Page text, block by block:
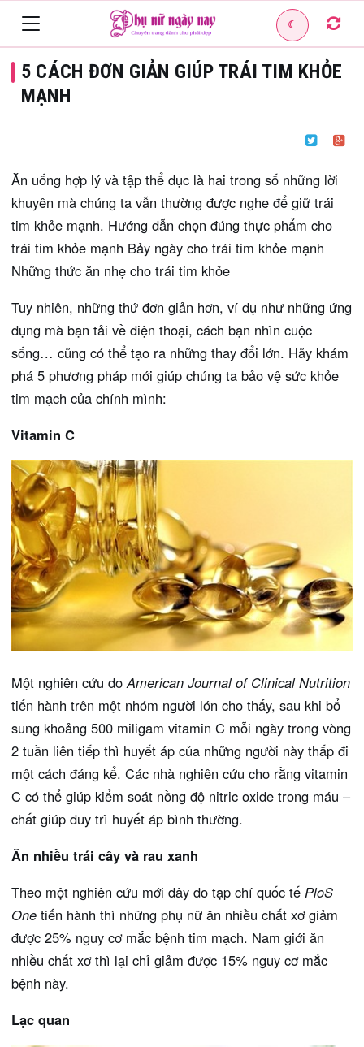
navigation
☾
5 CÁCH ĐƠN GIẢN GIÚP TRÁI TIM KHỎE
MẠNH
Ăn uống hợp lý và tập thể dục là hai trong số những lời
khuyên mà chúng ta vẫn thường được nghe để giữ trái
tim khỏe mạnh. Hướng dẫn chọn đúng thực phẩm cho
trái tim khỏe mạnh Bảy ngày cho trái tim khỏe mạnh
Những thức ăn nhẹ cho trái tim khỏe
Tuy nhiên, những thứ đơn giản hơn, ví dụ như những ứng
dụng mà bạn tải về điện thoại, cách bạn nhìn cuộc
sống… cũng có thể tạo ra những thay đổi lớn. Hãy khám
phá 5 phương pháp mới giúp chúng ta bảo vệ sức khỏe
tim mạch của chính mình:
Vitamin C
Một nghiên cứu doAmerican Journal of Clinical Nutrition
tiến hành trên một nhóm người lớn cho thấy, sau khi bổ
sung khoảng 500 miligam vitamin C mỗi ngày trong vòng
2 tuần liên tiếp thì huyết áp của những người này thấp đi
một cách đáng kể. Các nhà nghiên cứu cho rằng vitamin
C có thể giúp kiểm soát nồng độ nitric oxide trong máu –
chất giúp duy trì huyết áp bình thường.
Ăn nhiều trái cây và rau xanh
Theo một nghiên cứu mới đây do tạp chí quốc tế PloS
One tiến hành thì những phụ nữ ăn nhiều chất xơ giảm
được 25% nguy cơ mắc bệnh tim mạch. Nam giới ăn
nhiều chất xơ thì lại chỉ giảm được 15% nguy cơ mắc
bệnh này.
Lạc quan